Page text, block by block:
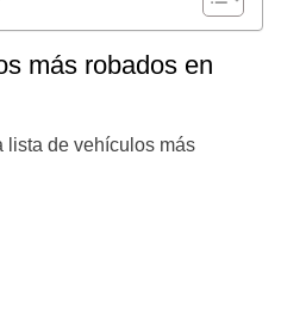
más robados en
lista de vehículos más